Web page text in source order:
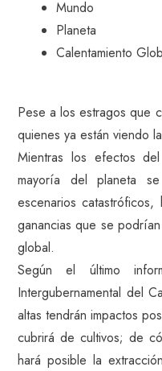
Mundo
Planeta
Calentamiento
Pese a los estragos que
quienes ya están viendo
Mientras los efectos
mayoría del planeta
escenarios
ganancias que se
global.
Según el último
Intergubernamental del
altas tendrán impactos
cubrirá de cultivos; de
hará posible la